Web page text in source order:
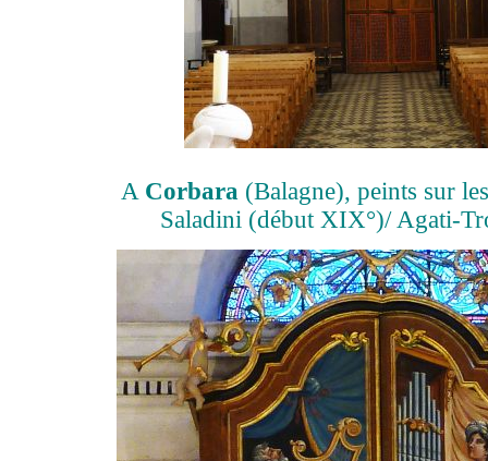
A Corbara (Balagne), peints sur
Saladini (début XIX°)/ Agati-